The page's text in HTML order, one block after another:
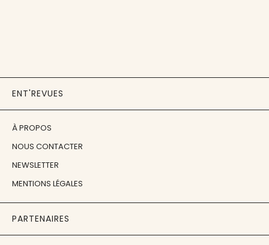
ENT'REVUES
À PROPOS
NOUS CONTACTER
NEWSLETTER
MENTIONS LÉGALES
PARTENAIRES